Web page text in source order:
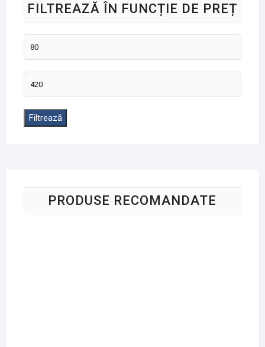
FILTREAZĂ ÎN FUNCȚIE DE PREȚ
Preț
minim
Preț
maxim
Filtrează
PRODUSE RECOMANDATE